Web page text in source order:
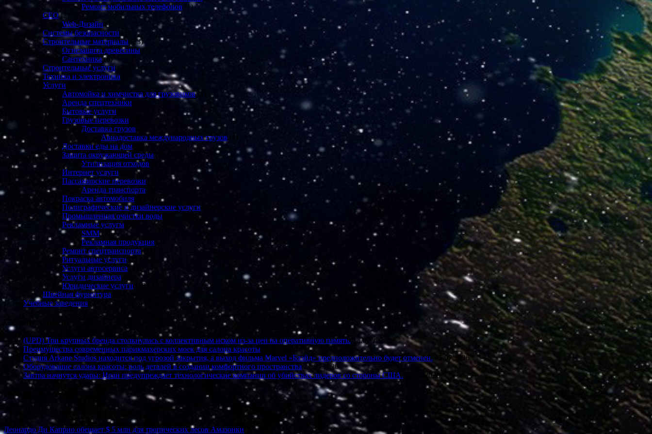
Ремонт мобильных телефонов (1)
СЕО(2)
Web-Дизайн (1)
Системы безопасности
Строительные материалы (23)
Огнезащита древесины(1)
Сантехника (6)
Строительные услуги (23)
Техника и электроника
Услуги
Автомойка и химчистка для грузовиков(1)
Аренда спецтехники
Бытовые услуги
Грузовые перевозки
Доставка грузов
Авиадоставка международных грузов
Доставки еды на дом (14)
Защита окружающей среды
Утилизация отходов
Интернет услуги
Пассажирские перевозки
Аренда транспорта
Покраска автомобиля
Полиграфические и дизайнерские услуги
Промышленная очистки воды
Рекламные услугм
SMM(1)
Рекламная продукция
Ремонт спецтранспорта(1)
Ритуальные услуги
Услуги автосервиса (1)
Услуги дизайнера
Юридические услуги (19)
Швейная фурнитура
Учебные заведения
Свежие записи
(UPD) Три крупных бренда столкнулись с коллективным иском из-за цен на оперативную память.
15.07.2026
Преимущества современных парикмахерских моек для салона красоты
Студия Arkane Studios находится под угрозой закрытия, а выход фильма Marvel «Блэйд» предположительно будет отменен.
05.07.2026
Оборудование салона красоты: роль деталей в создании комфортного пространства
21.04.2026
Завтра начнутся удары: Иран предупреждает технологические компании об убийствах лидеров со стороны США.
31.03.2026
Лучшие посты
5
Леонардо Ди Каприо обещает $ 5 млн для тропических лесов Амазонки